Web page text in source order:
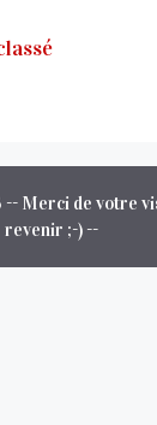
Merci de votre
revenir ;-) --